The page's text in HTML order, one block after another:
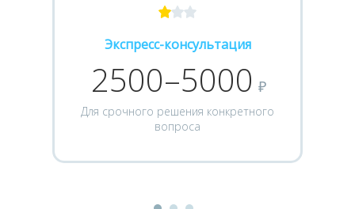
Экспресс-консультация
2500–5000 ₽
Для срочного решения конкретного
вопроса